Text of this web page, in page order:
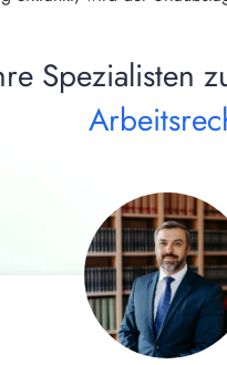
Spezialisten